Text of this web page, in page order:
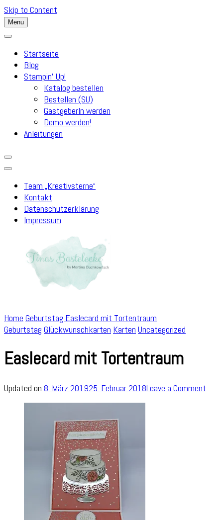
Skip to Content
Menu
Startseite
Blog
Stampin’ Up!
Katalog bestellen
Bestellen (SU)
GastgeberIn werden
Demo werden!
Anleitungen
Team „Kreativsterne“
Kontakt
Datenschutzerklärung
Impressum
Home Geburtstag Easlecard mit Tortentraum
Geburtstag Glückwunschkarten Karten Uncategorized
Easlecard mit Tortentraum
Updated on 8. März 201925. Februar 2018Leave a Comment